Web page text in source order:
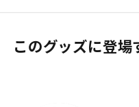
このグッズに登場